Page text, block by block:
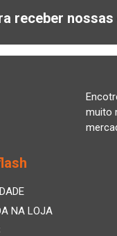
receber
muito
NA LOJA